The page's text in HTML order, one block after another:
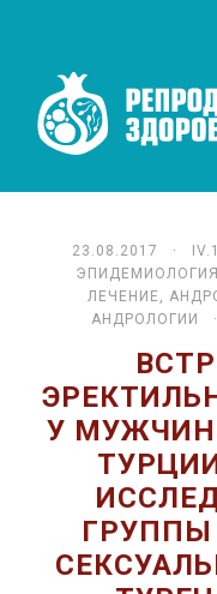
23.08.2017 ·
ЛЕЧЕНИЕ ,
АНДРОЛОГИИ
У МУЖЧИН